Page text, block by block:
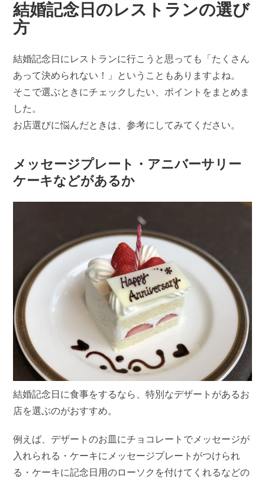
結婚記念日のレストランの選び
方
結婚記念日にレストランに行こうと思っても「たくさん
あって決められない！」ということもありますよね。
そこで選ぶときにチェックしたい、ポイントをまとめま
した。
お店選びに悩んだときは、参考にしてみてください。
メッセージプレート・アニバーサリー
ケーキなどがあるか
結婚記念日に食事をするなら、特別なデザートがあるお
店を選ぶのがおすすめ。
例えば、デザートのお皿にチョコレートでメッセージが
入れられる・ケーキにメッセージプレートがつけられ
る・ケーキに記念日用のローソクを付けてくれるなどの